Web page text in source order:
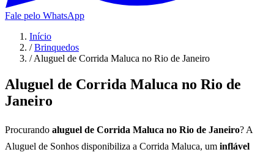
Fale pelo WhatsApp
Início
/ Brinquedos
/ Aluguel de Corrida Maluca no Rio de Janeiro
Aluguel de Corrida Maluca no Rio de
Janeiro
Procurando aluguel de Corrida Maluca no Rio de Janeiro? A
Aluguel de Sonhos disponibiliza a Corrida Maluca, um inflável